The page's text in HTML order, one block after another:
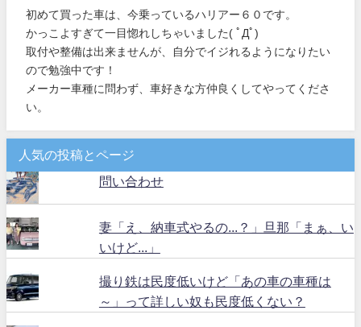
初めて買った車は、今乗っているハリアー６０です。
かっこよすぎて一目惚れしちゃいました( ﾟДﾟ)
取付や整備は出来ませんが、自分でイジれるようになりたい
ので勉強中です！
メーカー車種に問わず、車好きな方仲良くしてやってくださ
い。
人気の投稿とページ
問い合わせ
妻「え、納車式やるの...？」旦那「まぁ、い
いけど...」
撮り鉄は民度低いけど「あの車の車種は
～」って詳しい奴も民度低くない？